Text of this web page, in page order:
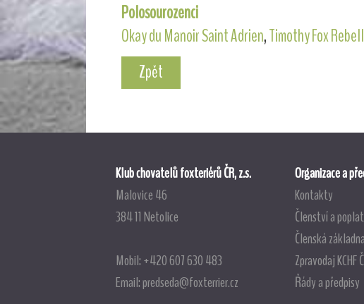
Polosourozenci
Okay du Manoir Saint Adrien,Timothy Fox Rebell
Zpět
Klub chovatelů foxteriérů ČR, z.s.
Malovice 46
384 11 Netolice
Mobil: +420 607 630 483
Email:predseda@foxterrier.cz
Organizace a
Kontakty
Členství a
Členská základna
Zpravodaj KCHF
Řády a předpisy